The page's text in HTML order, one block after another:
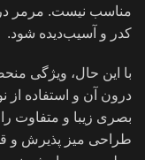
مناسب نیست. مرمر در
کدر و آسیب‌دیده شود.
با این حال، ویژگی
درون آن و استفاده از
بصری زیبا و متفاوت
طراحی میز پذیرش و